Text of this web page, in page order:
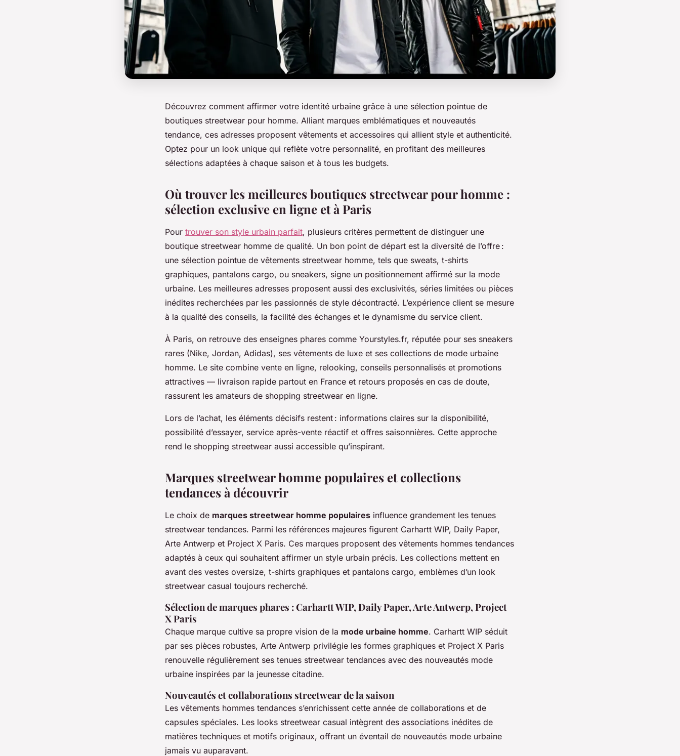
Découvrez comment affirmer votre identité urbaine grâce à une sélection pointue de
boutiques streetwear pour homme. Alliant marques emblématiques et nouveautés
tendance, ces adresses proposent vêtements et accessoires qui allient style et authenticité.
Optez pour un look unique qui reflète votre personnalité, en profitant des meilleures
sélections adaptées à chaque saison et à tous les budgets.
Où trouver les meilleures boutiques streetwear pour homme :
sélection exclusive en ligne et à Paris
Pour trouver son style urbain parfait, plusieurs critères permettent de distinguer une
boutique streetwear homme de qualité. Un bon point de départ est la diversité de l’offre :
une sélection pointue de vêtements streetwear homme, tels que sweats, t-shirts
graphiques, pantalons cargo, ou sneakers, signe un positionnement affirmé sur la mode
urbaine. Les meilleures adresses proposent aussi des exclusivités, séries limitées ou pièces
inédites recherchées par les passionnés de style décontracté. L’expérience client se mesure
à la qualité des conseils, la facilité des échanges et le dynamisme du service client.
À Paris, on retrouve des enseignes phares comme Yourstyles.fr, réputée pour ses sneakers
rares (Nike, Jordan, Adidas), ses vêtements de luxe et ses collections de mode urbaine
homme. Le site combine vente en ligne, relooking, conseils personnalisés et promotions
attractives — livraison rapide partout en France et retours proposés en cas de doute,
rassurent les amateurs de shopping streetwear en ligne.
Lors de l’achat, les éléments décisifs restent : informations claires sur la disponibilité,
possibilité d’essayer, service après-vente réactif et offres saisonnières. Cette approche
rend le shopping streetwear aussi accessible qu’inspirant.
Marques streetwear homme populaires et collections
tendances à découvrir
Le choix de marques streetwear homme populaires influence grandement les tenues
streetwear tendances. Parmi les références majeures figurent Carhartt WIP, Daily Paper,
Arte Antwerp et Project X Paris. Ces marques proposent des vêtements hommes tendances
adaptés à ceux qui souhaitent affirmer un style urbain précis. Les collections mettent en
avant des vestes oversize, t-shirts graphiques et pantalons cargo, emblèmes d’un look
streetwear casual toujours recherché.
Sélection de marques phares : Carhartt WIP, Daily Paper, Arte Antwerp, Project
X Paris
Chaque marque cultive sa propre vision de la mode urbaine homme. Carhartt WIP séduit
par ses pièces robustes, Arte Antwerp privilégie les formes graphiques et Project X Paris
renouvelle régulièrement ses tenues streetwear tendances avec des nouveautés mode
urbaine inspirées par la jeunesse citadine.
Nouveautés et collaborations streetwear de la saison
Les vêtements hommes tendances s’enrichissent cette année de collaborations et de
capsules spéciales. Les looks streetwear casual intègrent des associations inédites de
matières techniques et motifs originaux, offrant un éventail de nouveautés mode urbaine
jamais vu auparavant.